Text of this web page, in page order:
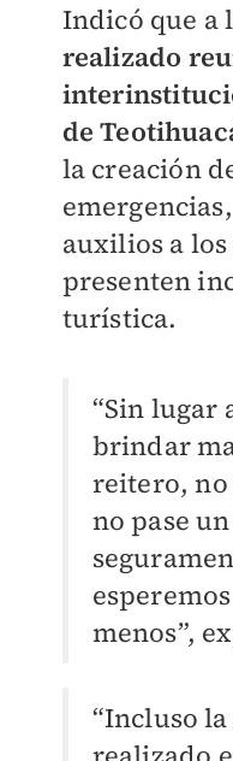
Indicó que a
realizado
de
la creación
auxilios a
presenten
turística.
“Sin lugar
brindar
reitero,
no pase
menos”,
“Incluso la